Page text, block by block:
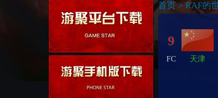
首页 > RAF的
9
FC 天津